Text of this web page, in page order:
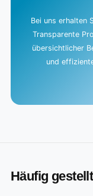
Bei uns erhalten
Transparente
übersichtlicher
und
Häufig